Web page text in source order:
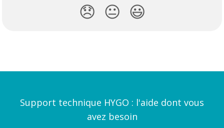
😞 😐 😃
Support technique HYGO : l'aide dont vous
avez besoin